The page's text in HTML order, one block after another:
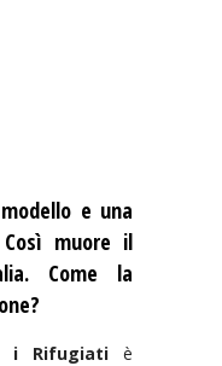
e una
muore il
Come la
i Rifugiatiè